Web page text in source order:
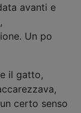
avanti e
Un po
il gatto,
certo senso